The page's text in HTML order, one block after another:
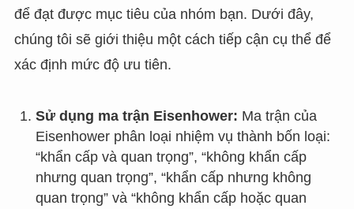
để đạt được mục tiêu của nhóm bạn. Dưới đây,
chúng tôi sẽ giới thiệu một cách tiếp cận cụ thể để
xác định mức độ ưu tiên.
Sử dụng ma trận Eisenhower: Ma trận của
Eisenhower phân loại nhiệm vụ thành bốn loại:
“khẩn cấp và quan trọng”, “không khẩn cấp
nhưng quan trọng”, “khẩn cấp nhưng không
quan trọng” và “không khẩn cấp hoặc quan